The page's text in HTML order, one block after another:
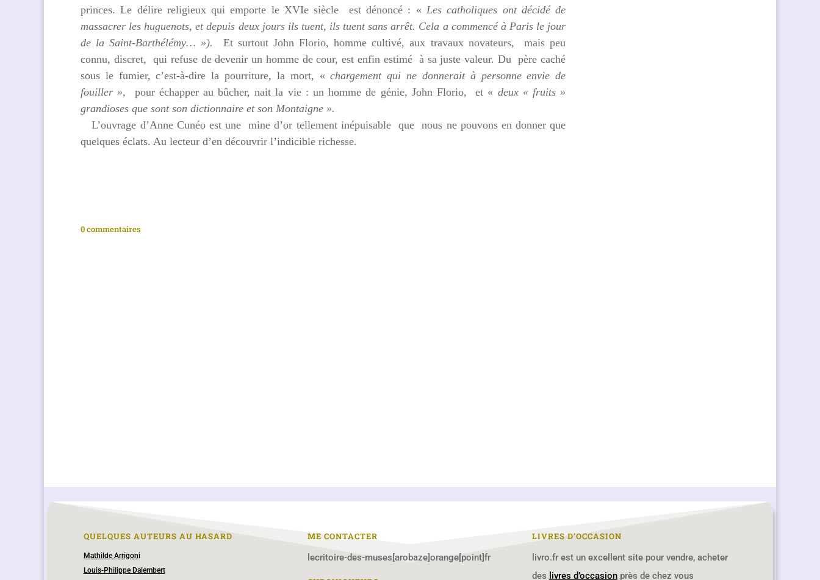
princes. Le délire religieux qui emporte le XVIe siècle est dénoncé : « Les catholiques ont décidé de
massacrer les huguenots, et depuis deux jours ils tuent, ils tuent sans arrêt. Cela a commencé à Paris le jour
de la Saint-Barthélémy… »).
Et surtout John Florio, homme cultivé, aux travaux novateurs, mais peu
connu, discret, qui refuse de devenir un homme de cour, est enfin estimé à sa juste valeur. Du père caché
sous le fumier, c’est-à-dire la pourriture, la mort, «chargement qui ne donnerait à personne envie de
fouiller »,
pour échapper au bûcher, nait la vie : un homme de génie, John Florio, et « deux « fruits »
grandioses que sont son dictionnaire et son Montaigne ».
L’ouvrage d’Anne Cunéo est une mine d’or tellement inépuisable que nous ne pouvons en donner que
quelques éclats. Au lecteur d’en découvrir l’indicible richesse.
0 commentaires
QUELQUES AUTEURS AU HASARD
Mathilde Arrigoni
Louis-Philippe Dalembert
ME CONTACTER
lecritoire-des-muses[arobaze]orange[point]fr
LIVRES D’OCCASION
livro.fr est un excellent site pour vendre, acheter
des livres d’occasionprès de chez vous